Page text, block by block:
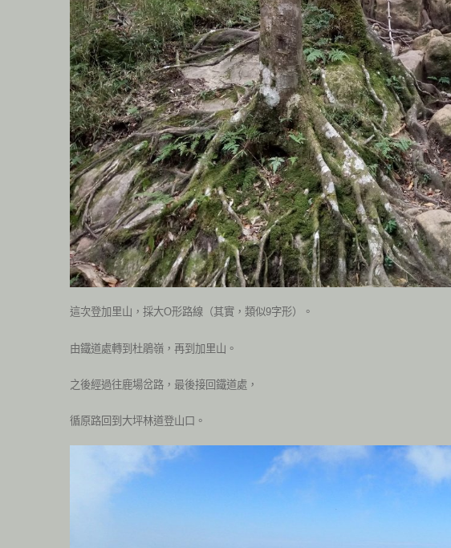
這次登加里山，採大O形路線（其實，類似9字形）。
由鐵道處轉到杜鵑嶺，再到加里山。
之後經過往鹿場岔路，最後接回鐵道處，
循原路回到大坪林道登山口。